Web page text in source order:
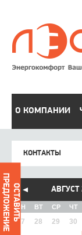
О КОМПАНИИ
КОНТАКТЫ
АВГУСТ
ПН ВТ СР ЧТ
27 28 29 30
ОСТАВИТЬ
ПРЕДЛОЖЕНИЕ